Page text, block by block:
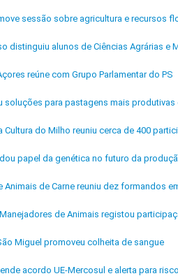
sessão sobre agricultura e recursos
distinguiu alunos de Ciências Agrárias e
reúne com Grupo Parlamentar do PS
soluções para pastagens mais produtivas
Cultura do Milho reuniu cerca de 400
papel da genética no futuro da
Animais de Carne reuniu dez formandos
de Animais registou
Miguel promoveu colheita de sangue
acordo UE-Mercosul e alerta para